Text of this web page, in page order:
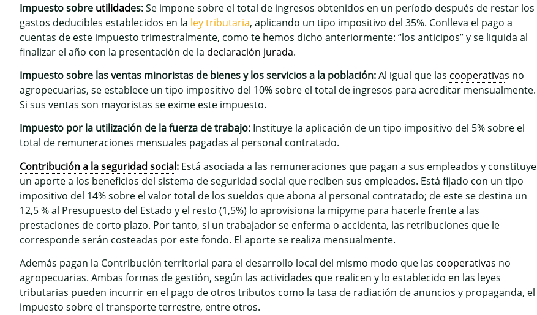
Impuesto sobre utilidades:Se impone sobre el total de ingresos obtenidos en un período después de restar los
gastos deducibles establecidos en la ley tributaria, aplicando un tipo impositivo del 35%. Conlleva el pago a
cuentas de este impuesto trimestralmente, como te hemos dicho anteriormente: “los anticipos” y se liquida al
finalizar el año con la presentación de la declaración jurada.
Impuesto sobre las ventas minoristas de bienes y los servicios a la población:Al igual que las cooperativas no
agropecuarias, se establece un tipo impositivo del 10% sobre el total de ingresos para acreditar mensualmente.
Si sus ventas son mayoristas se exime este impuesto.
Impuesto por la utilización de la fuerza de trabajo: Instituye la aplicación de un tipo impositivo del 5% sobre el
total de remuneraciones mensuales pagadas al personal contratado.
Contribución a la seguridad social: Está asociada a las remuneraciones que pagan a sus empleados y constituye
un aporte a los beneficios del sistema de seguridad social que reciben sus empleados. Está fijado con un tipo
impositivo del 14% sobre el valor total de los sueldos que abona al personal contratado; de este se destina un
12,5 % al Presupuesto del Estado y el resto (1,5%) lo aprovisiona la mipyme para hacerle frente a las
prestaciones de corto plazo. Por tanto, si un trabajador se enferma o accidenta, las retribuciones que le
corresponde serán costeadas por este fondo. El aporte se realiza mensualmente.
Además pagan la Contribución territorial para el desarrollo local del mismo modo que las cooperativas no
agropecuarias. Ambas formas de gestión, según las actividades que realicen y lo establecido en las leyes
tributarias pueden incurrir en el pago de otros tributos como la tasa de radiación de anuncios y propaganda, el
impuesto sobre el transporte terrestre, entre otros.